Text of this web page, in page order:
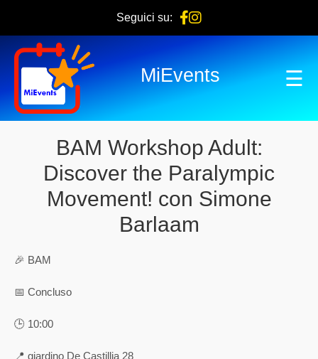
Seguici su:
MiEvents ☰
BAM Workshop Adult:
Discover the Paralympic
Movement! con Simone
Barlaam
🎉 BAM
📅 Concluso
🕒 10:00
📍 giardino De Castillia 28